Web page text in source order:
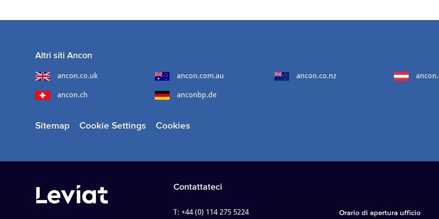
Altri siti Ancon
ancon.co.uk ancon.com.au ancon.co.nz
ancon.ch anconbp.de
Sitemap Cookie Settings Cookies
Contattateci
T:+44 (0) 114 275 5224 Orario di apertura ufficio